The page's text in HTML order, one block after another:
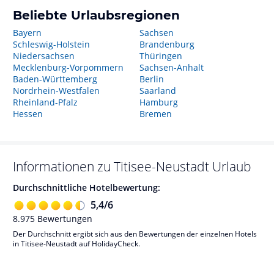
Beliebte Urlaubsregionen
Bayern
Schleswig-Holstein
Niedersachsen
Mecklenburg-Vorpommern
Baden-Württemberg
Nordrhein-Westfalen
Rheinland-Pfalz
Hessen
Sachsen
Brandenburg
Thüringen
Sachsen-Anhalt
Berlin
Saarland
Hamburg
Bremen
Informationen zu Titisee-Neustadt Urlaub
Durchschnittliche Hotelbewertung:
5,4/6
8.975 Bewertungen
Der Durchschnitt ergibt sich aus den Bewertungen der einzelnen Hotels
in Titisee-Neustadt auf HolidayCheck.